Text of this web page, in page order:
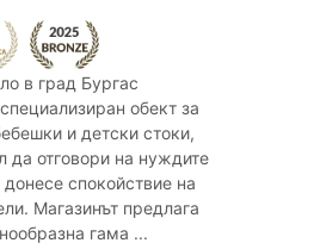
в град Бургас
обект за
и детски стоки,
да отговори на нуждите
спокойствие на
Магазинът предлага
гама ...